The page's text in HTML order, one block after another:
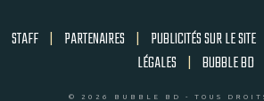
STAFF | PARTENAIRES | PUBLICITÉS SUR LE SITE
LÉGALES | BUBBLE BD
© 2026 BUBBLE BD - TOUS